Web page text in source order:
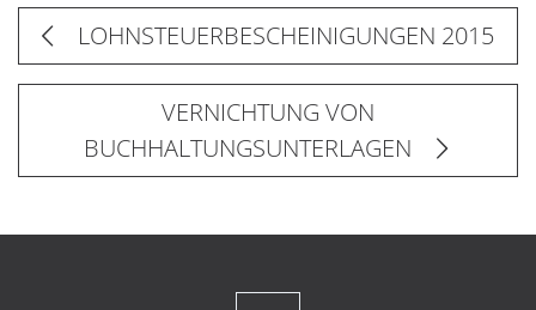
LOHNSTEUERBESCHEINIGUNGEN 2015
VERNICHTUNG VON
BUCHHALTUNGSUNTERLAGEN